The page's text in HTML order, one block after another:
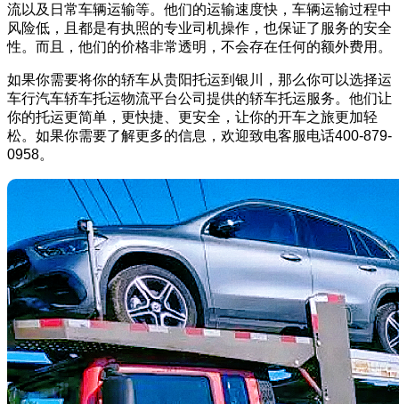
流以及日常车辆运输等。他们的运输速度快，车辆运输过程中
风险低，且都是有执照的专业司机操作，也保证了服务的安全
性。而且，他们的价格非常透明，不会存在任何的额外费用。
如果你需要将你的轿车从贵阳托运到银川，那么你可以选择运
车行汽车轿车托运物流平台公司提供的轿车托运服务。他们让
你的托运更简单，更快捷、更安全，让你的开车之旅更加轻
松。如果你需要了解更多的信息，欢迎致电客服电话400-879-
0958。